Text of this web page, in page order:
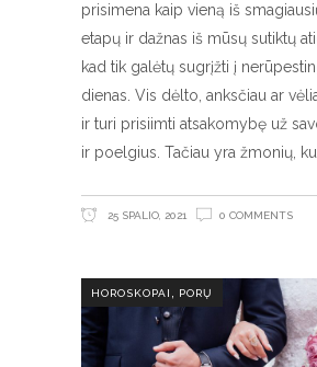
prisimena kaip vieną iš
etapų ir dažnas iš mūsų sutiktų
kad tik galėtų sugrįžti į
dienas. Vis dėlto, anksčiau ar
ir turi prisiimti atsakomybę už
ir poelgius. Tačiau yra žmonių,
25 SPALIO, 2021 0 COMMENTS
HOROSKOPAI PORŲ